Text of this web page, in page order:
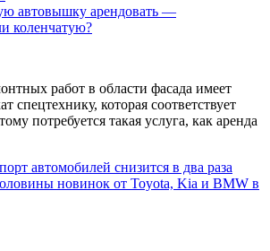
автовышку арендовать —
коленчатую?
работ в области фасада имеет
спецтехнику, которая соответствует
потребуется такая услуга, как аренда
новинок от Toyota, Kia и BMW в